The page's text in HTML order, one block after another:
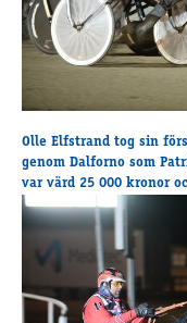
Travkonferens
Exponering & värdskap
Aktiviteter
Hört och hänt
Tävling
Tävlingsserier
Träning och provlopp
Aktiva
Månadens hästägare 2026
Månadens B-tränare 2026
Olle Elfstrand tog sin
genom Dalforno som
var värd 25 000 kronor